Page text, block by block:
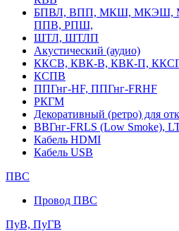
БПВЛ, ВПП, МКШ, МКЭШ,
ППВ, РПШ,
ШТЛ, ШТЛП
Акустический (аудио)
ККСВ, КВК-В, КВК-П,
КСПВ
ППГнг-HF, ППГнг-FRHF
РКГМ
Декоративный (ретро) для
ВВГнг-FRLS (Low Smoke),
Кабель HDMI
Кабель USB
ПВС
Провод ПВС
ПуВ, ПуГВ